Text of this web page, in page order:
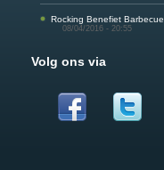
Rocking Benefiet Barbecue
08/04/2016 - 20:55
Volg ons via